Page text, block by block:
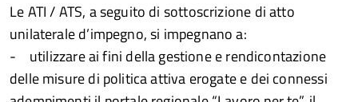
Le ATI / ATS, a seguito di sottoscrizione di atto
unilaterale d’impegno, si impegnano a:
- utilizzare ai fini della gestione e rendicontazione
delle misure di politica attiva erogate e dei connessi